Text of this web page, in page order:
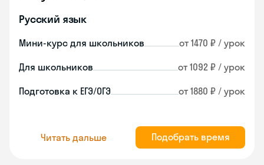
Русский язык
Мини-курс для школьников от 1470 ₽ / урок
Для школьников от 1092 ₽ / урок
Подготовка к ЕГЭ/ОГЭ от 1880 ₽ / урок
Читать дальше Подобрать время